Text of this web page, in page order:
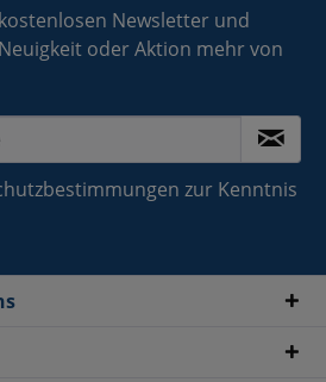
Newsletter und
oder Aktion mehr von
zur Kenntnis